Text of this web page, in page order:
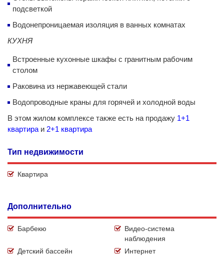
подсветкой
Водонепроницаемая изоляция в ванных комнатах
КУХНЯ
Встроенные кухонные шкафы с гранитным рабочим
столом
Раковина из нержавеющей стали
Водопроводные краны для горячей и холодной воды
В этом жилом комплексе также есть на продажу 1+1
квартира и 2+1 квартира
Тип недвижимости
Квартира
Дополнительно
Барбекю
Видео-система
наблюдения
Детский бассейн
Интернет